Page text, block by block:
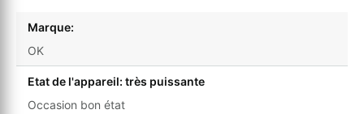
Marque:
OK
Etat de l'appareil: très puissante
Occasion bon état